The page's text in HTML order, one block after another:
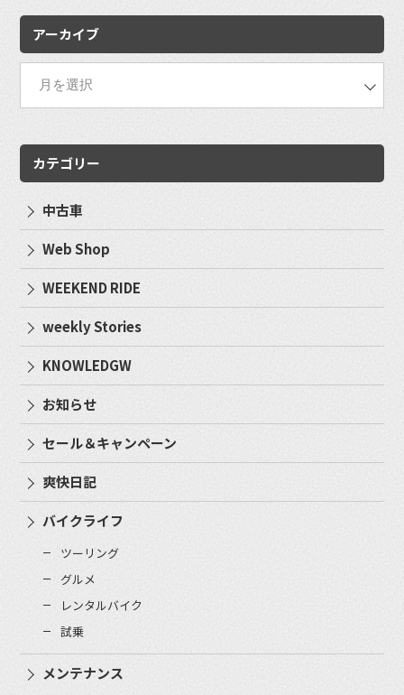
アーカイブ
カテゴリー
中古車
Web Shop
WEEKEND RIDE
weekly Stories
KNOWLEDGW
お知らせ
セール＆キャンペーン
爽快日記
バイクライフ
ツーリング
グルメ
レンタルバイク
試乗
メンテナンス